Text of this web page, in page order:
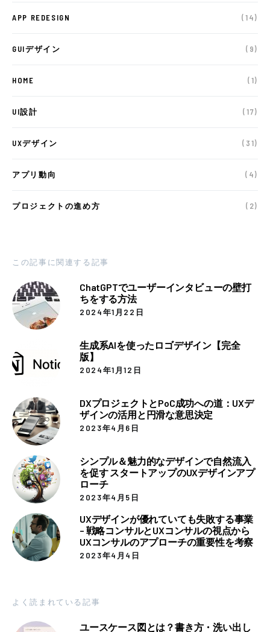
APP REDESIGN (14)
GUIデザイン (9)
HOME (1)
UI設計 (17)
UXデザイン (31)
アプリ動向 (4)
プロジェクトの進め方 (2)
この記事に関連する記事
ChatGPTでユーザーインタビューの壁打
ちをする方法
2024年1月22日
生成系AIを使ったロゴデザイン【完全
版】
2024年1月12日
DXプロジェクトとPoC成功への道：UXデ
ザインの活用と円滑な意思決定
2023年4月6日
シンプル＆魅力的なデザインで自然流入
を促す スタートアップのUXデザインアプ
ローチ
2023年4月5日
UXデザインが優れていても失敗する事業
– 戦略コンサルとUXコンサルの視点から
UXコンサルのアプローチの重要性を考察
2023年4月4日
よく読まれている記事
ユースケース図とは？書き方・洗い出し